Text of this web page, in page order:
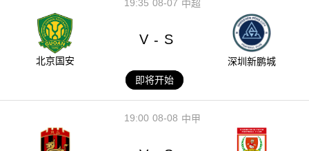
08-07
19:35 中超
北京国安
V - S
深圳新鹏城
即将开始
08-08
19:00 中甲